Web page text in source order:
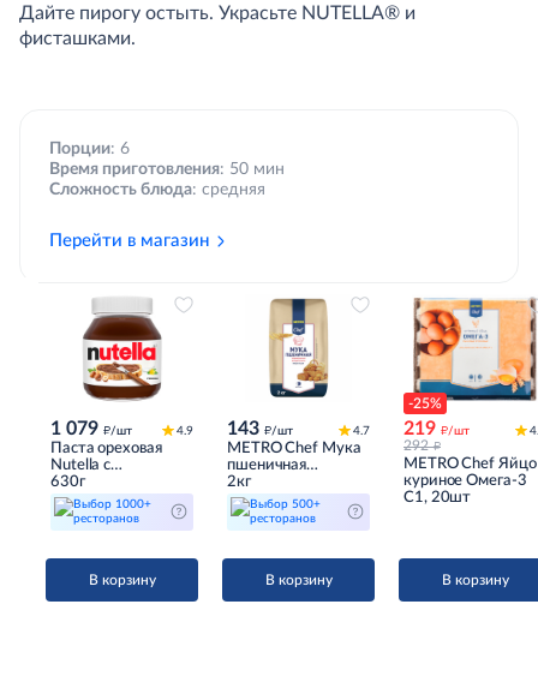
Дайте пирогу остыть. Украсьте NUTELLA® и
фисташками.
Порции: 6
Время приготовления: 50 мин
Сложность блюда: средняя
Перейти в магазин
1 079 д/шт 4.9
Паста ореховая
Nutella с
добавлением
какао, 630г
630г
Выбор 1000+
ресторанов
В корзину
143 д/шт 4.7
METRO Chef Мука
пшеничная
хлебопекарная
высший сорт, 2кг
2кг
Выбор 500+
ресторанов
В корзину
-25%
219 д/шт
292 д
METRO Chef Яйцо
куриное Омега-3
С1, 20шт
В корзину